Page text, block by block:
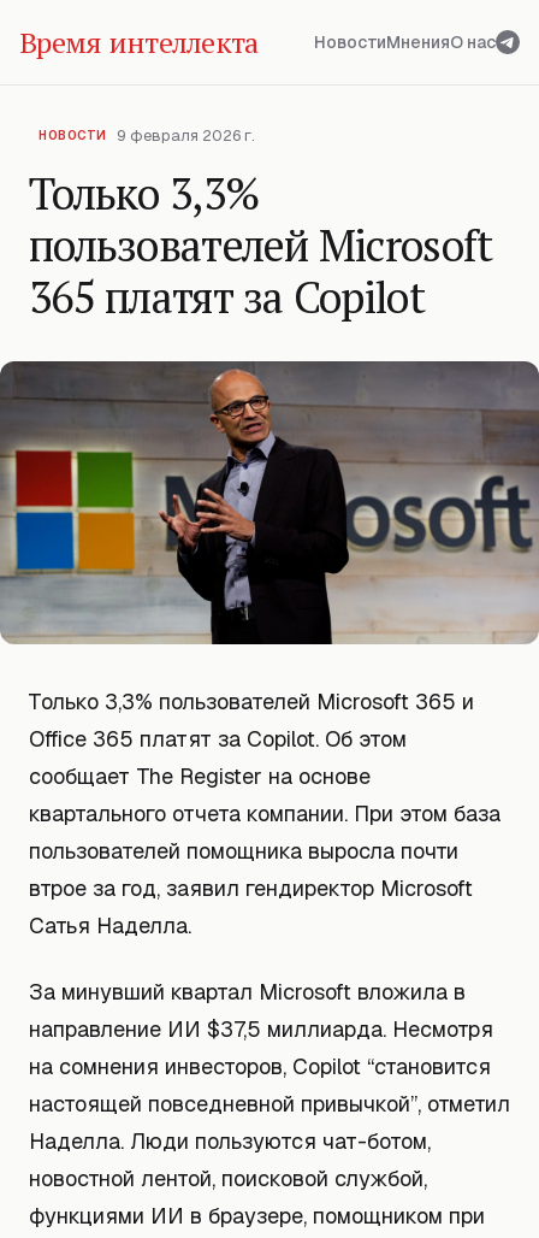
Время интеллекта НовостиМненияО нас
НОВОСТИ 9 февраля 2026 г.
Только 3,3%
пользователей Microsoft
365 платят за Copilot
Только 3,3% пользователей Microsoft 365 и
Office 365 платят за Copilot. Об этом
сообщает The Register на основе
квартального отчета компании. При этом база
пользователей помощника выросла почти
втрое за год, заявил гендиректор Microsoft
Сатья Наделла.
За минувший квартал Microsoft вложила в
направление ИИ $37,5 миллиарда. Несмотря
на сомнения инвесторов, Copilot “становится
настоящей повседневной привычкой”, отметил
Наделла. Люди пользуются чат-ботом,
новостной лентой, поисковой службой,
функциями ИИ в браузере, помощником при